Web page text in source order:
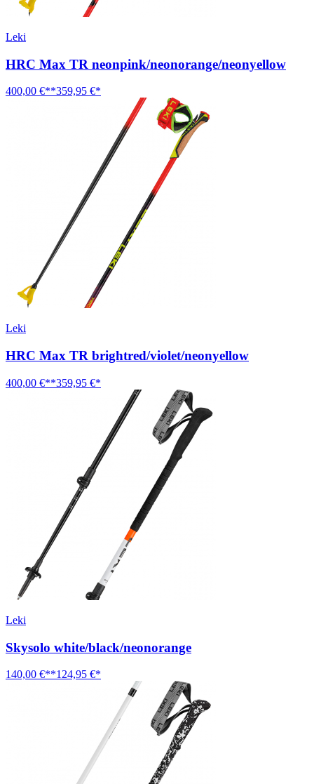
Leki
HRC Max TR neonpink/neonorange/neonyellow
400,00 €**359,95 €*
Leki
HRC Max TR brightred/violet/neonyellow
400,00 €**359,95 €*
Leki
Skysolo white/black/neonorange
140,00 €**124,95 €*